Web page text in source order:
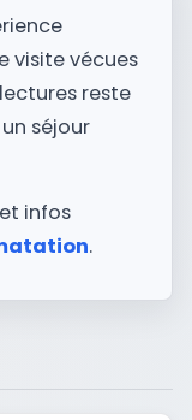
visite vécues
reste
séjour
infos
.